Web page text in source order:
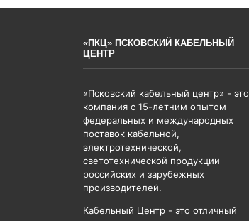
«ПКЦ» ПСКОВСКИЙ КАБЕЛЬНЫЙ
ЦЕНТР
«Псковский кабельный центр» - это
компания с 15-летним опытом
федеральных и международных
поставок кабельной,
электротехнической,
светотехнической продукции
российских и зарубежных
производителей.
Кабельный Центр - это отличный